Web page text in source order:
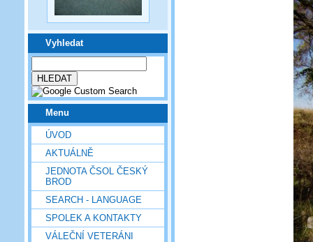
Vyhledat
Menu
ÚVOD
AKTUÁLNĚ
JEDNOTA ČSOL ČESKÝ
BROD
SEARCH - LANGUAGE
SPOLEK A KONTAKTY
VÁLEČNÍ VETERÁNI